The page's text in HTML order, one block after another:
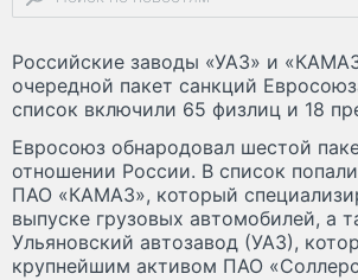
Российские заводы «УАЗ» и
очередной пакет санкций
список включили 65 физлиц и 18
Евросоюз обнародовал шестой
отношении России. В список
ПАО «КАМАЗ», который
выпуске грузовых автомобилей, а
Ульяновский автозавод (УАЗ),
крупнейшим активом ПАО